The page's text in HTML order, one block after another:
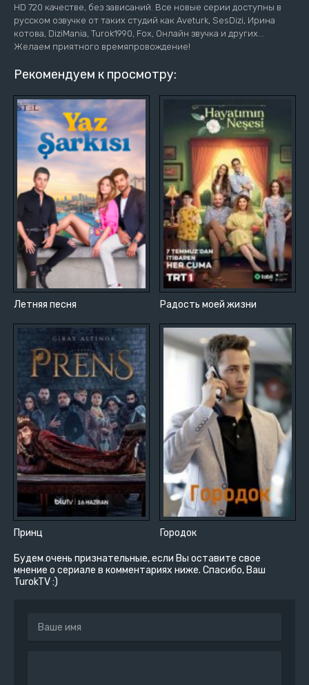
HD 720 качестве, без зависаний. Все новые серии доступны в
русском озвучке от таких студий как Aveturk, SesDizi, Ирина
котова, DiziMania, Turok1990, Fox, Онлайн звучка и других...
Желаем приятного времяпровождение!
Рекомендуем к просмотру:
Летняя песня Радость моей жизни
Принц Городок
Будем очень признательные, если Вы оставите свое
мнение о сериале в комментариях ниже. Спасибо, Ваш
TurokTV :)